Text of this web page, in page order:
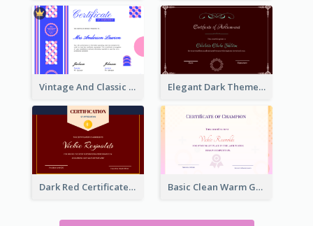
Vintage And Classic Vibrant Certificate Design Ideas Elegant Dark Theme Floral Border Certificate Design
Dark Red Certificate Of Recommendation Basic Clean Warm Gradient Design Certificate Of Winner